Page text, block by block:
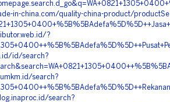
in-china.com/quality-china-product/
?
id/search?
search?
search?